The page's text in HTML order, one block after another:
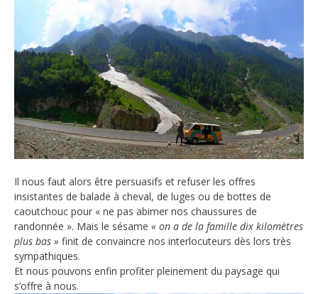
Il nous faut alors être persuasifs et refuser les offres
insistantes de balade à cheval, de luges ou de bottes de
caoutchouc pour « ne pas abimer nos chaussures de
randonnée ». Mais le sésame « on a de la famille dix kilomètres
plus bas » finit de convaincre nos interlocuteurs dès lors très
sympathiques.
Et nous pouvons enfin profiter pleinement du paysage qui
s’offre à nous.